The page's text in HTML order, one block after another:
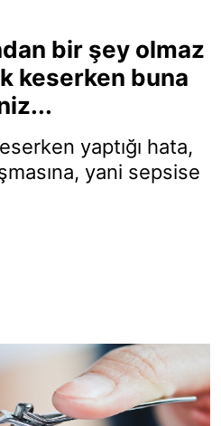
bir şey olmaz
keserken buna
yaptığı hata,
yani sepsise